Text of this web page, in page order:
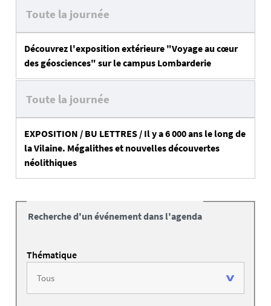
Toute la journée
Découvrez l'exposition extérieure "Voyage au cœur
des géosciences" sur le campus Lombarderie
Toute la journée
EXPOSITION / BU LETTRES / Il y a 6 000 ans le long de
la Vilaine. Mégalithes et nouvelles découvertes
néolithiques
Recherche d'un événement dans l'agenda
Thématique